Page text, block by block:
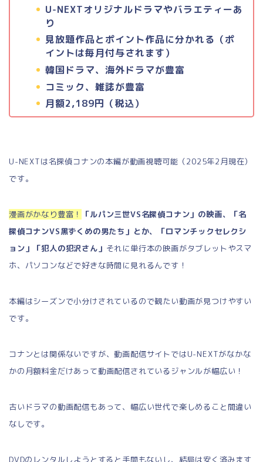
U-NEXTオリジナルドラマやバラエティーあ
り
見放題作品とポイント作品に分かれる（ポ
イントは毎月付与されます）
韓国ドラマ、海外ドラマが豊富
コミック、雑誌が豊富
月額2,189円（税込）
U-NEXTは名探偵コナンの本編が動画視聴可能（2025年2月現在）
です。
漫画がかなり豊富！
「ルパン三世VS名探偵コナン」の映画、「名
探偵コナンVS黒ずくめの男たち」とか、「ロマンチックセレクシ
ョン」「犯人の犯沢さん」 それに単行本の映画がタブレットやスマ
ホ、パソコンなどで好きな時間に見れるんです！
本編はシーズンで小分けされているので観たい動画が見つけやすい
です。
コナンとは関係ないですが、動画配信サイトではU-NEXTがなかな
かの月額料金だけあって動画配信されているジャンルが幅広い！
古いドラマの動画配信もあって、幅広い世代で楽しめること間違い
なしです。
DVDのレンタルしようとすると手間もないし、結局は安く済みます